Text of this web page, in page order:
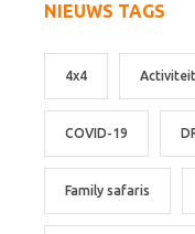
NIEUWS TAGS
4x4 Activiteit
COVID-19
Family safaris